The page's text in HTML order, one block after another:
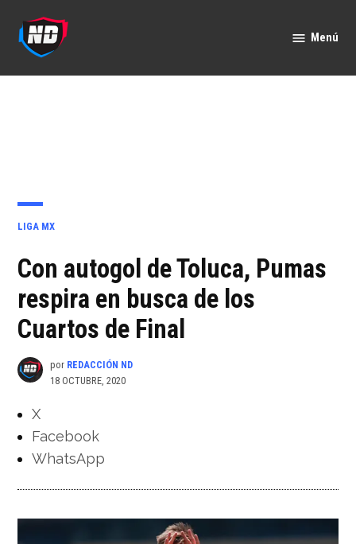
contenido
Menú
PUBLICADO
LIGA MX
Con autogol de Toluca, Pumas
respira en busca de los
Cuartos de Final
por REDACCIÓN ND
18 OCTUBRE, 2020
X
Facebook
WhatsApp